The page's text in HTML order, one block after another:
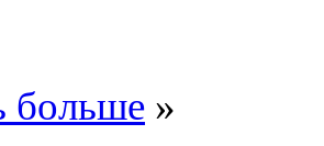
больше »